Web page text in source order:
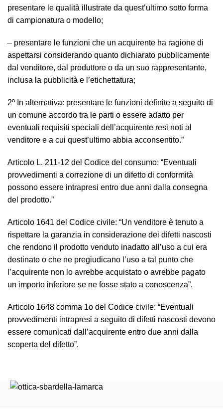
presentare le qualità illustrate da quest’ultimo sotto forma
di campionatura o modello;
– presentare le funzioni che un acquirente ha ragione di
aspettarsi considerando quanto dichiarato pubblicamente
dal venditore, dal produttore o da un suo rappresentante,
inclusa la pubblicità e l’etichettatura;
2º In alternativa: presentare le funzioni definite a seguito di
un comune accordo tra le parti o essere adatto per
eventuali requisiti speciali dell’acquirente resi noti al
venditore e a cui quest’ultimo abbia acconsentito.”
Articolo L. 211-12 del Codice del consumo: “Eventuali
provvedimenti a correzione di un difetto di conformità
possono essere intrapresi entro due anni dalla consegna
del prodotto.”
Articolo 1641 del Codice civile: “Un venditore è tenuto a
rispettare la garanzia in considerazione dei difetti nascosti
che rendono il prodotto venduto inadatto all’uso a cui era
destinato o che ne pregiudicano l’uso a tal punto che
l’acquirente non lo avrebbe acquistato o avrebbe pagato
un importo inferiore se ne fosse stato a conoscenza”.
Articolo 1648 comma 1o del Codice civile: “Eventuali
provvedimenti intrapresi a seguito di difetti nascosti devono
essere comunicati dall’acquirente entro due anni dalla
scoperta del difetto”.